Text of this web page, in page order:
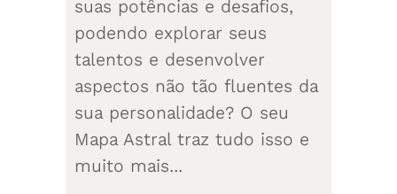
suas potências e desafios,
podendo explorar seus
talentos e desenvolver
aspectos não tão fluentes da
sua personalidade? O seu
Mapa Astral traz tudo isso e
muito mais...